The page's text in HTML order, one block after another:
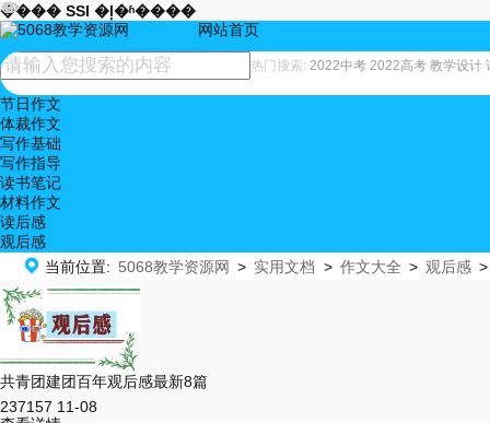
���� SSI �ļ�ʱ����
热门搜索: 2022中考 2022高考 教学设计
网站首页
节日作文
体裁作文
写作基础
写作指导
读书笔记
材料作文
读后感
观后感
 当前位置: 5068教学资源网 > 实用文档 > 作文大全 > 观后感 >
共青团建团百年观后感最新8篇

237157

11-08







